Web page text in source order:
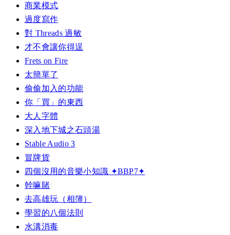
商業模式
過度寫作
對 Threads 過敏
才不會讓你得逞
Frets on Fire
太簡單了
偷偷加入的功能
你「買」的東西
大人字體
深入地下城之石頭湯
Stable Audio 3
冒牌貨
四個沒用的音樂小知識 ✦BBP7✦
幹嘛賭
去高雄玩（相簿）
學習的八個法則
水溝消毒